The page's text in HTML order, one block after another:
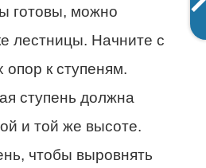
готовы, можно
лестницы. Начните с
опор к ступеням.
ступень должна
и той же высоте.
чтобы выровнять